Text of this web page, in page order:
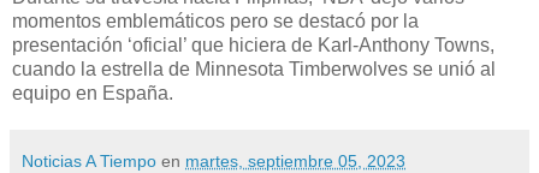
momentos emblemáticos pero se destacó por la
presentación ‘oficial’ que hiciera de Karl-Anthony Towns,
cuando la estrella de Minnesota Timberwolves se unió al
equipo en España.
Noticias A Tiempo en martes, septiembre 05, 2023